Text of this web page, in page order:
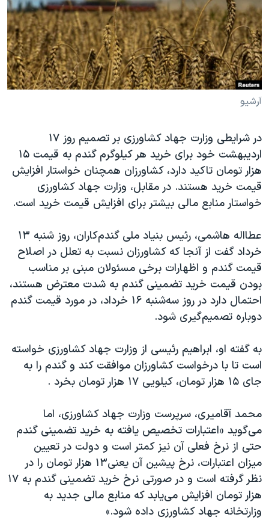
فرهنگ و زندگی
حقوق شهروندی
اقتصادی
علم و فناوری
اسرائیل در جنگ
آرشیو پخش زنده
مستندها
انتخابات ریاست جمهوری آمریکا ۲۰۲۴
حمله جمهوری اسلامی به اسرائیل
رمز مهسا
ورزش زنان در ایران
مجموعه مستندهای دادخواهی
تریبونال مردمی آبان ۹۸
دادگاه حمید نوری
چهل سال گروگان‌گیری
قانون شفافیت دارائی کادر رهبری ایران
اعتراضات مردمی آبان ۹۸
اسرائیل در جنگ
نرگس محمدی برنده جایزه نوبل صلح
همایش محافظه‌کاران آمریکا «سی‌پک»
سفر پرزیدنت ترامپ به چین
دنبال کنید
زبانهای مختلف
آرشیو
در شرایطی وزارت جهاد کشاورزی بر تصمیم روز ۱۷
اردیبهشت خود برای خرید هر کیلوگرم گندم به قیمت ۱۵
هزار تومان تاکید دارد، کشاورزان همچنان خواستار افزایش
قیمت خرید هستند. در مقابل، وزارت جهاد کشاورزی
خواستار منابع مالی بیشتر برای افزایش قیمت خرید است.
عطااله هاشمی، رئیس بنیاد ملی گندم‌کاران، روز شنبه ۱۳
خرداد گفت از آنجا که کشاورزان نسبت به تعلل در اصلاح
قیمت گندم و اظهارات برخی مسئولان مبنی بر مناسب
بودن قیمت خرید تضمینی گندم به شدت معترض هستند،
احتمال دارد در روز سه‌شنبه ۱۶ خرداد، در مورد قیمت گندم
دوباره تصمیم‌گیری شود.
به گفته او، ابراهیم رئیسی از وزارت جهاد کشاورزی خواسته
است تا با درخواست کشاورزان موافقت کند و گندم را به
جای ۱۵ هزار تومان، کیلویی ۱۷ هزار تومان بخرد .
محمد آقامیری، سرپرست وزارت جهاد کشاورزی، اما
می‌گوید «اعتبارات تخصیص یافته به خرید تضمینی گندم
حتی از نرخ فعلی آن نیز کمتر است و دولت در تعیین
میزان اعتبارات، نرخ پیشین آن یعنی۱۳ هزار تومان را در
نظر گرفته است و در صورتی نرخ خرید تضمینی گندم به ۱۷
هزار تومان افزایش می‌یابد که منابع مالی جدید به
وزارتخانه جهاد کشاورزی داده شود.»